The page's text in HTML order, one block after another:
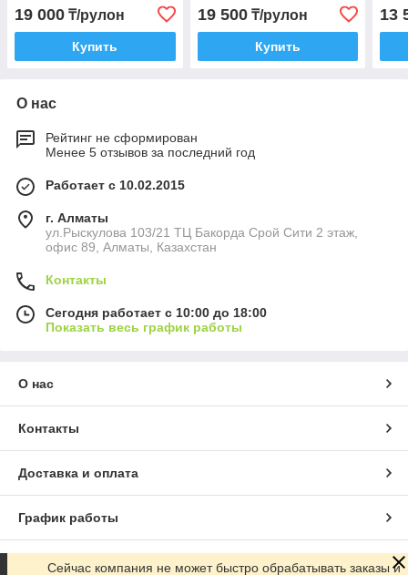
19 000 ₸/рулон
Купить
19 500₸/рулон
Купить
13
О нас
Рейтинг не сформирован
Менее 5 отзывов за последний год
Работает с 10.02.2015
г. Алматы
ул.Рыскулова 103/21 ТЦ Бакорда Срой Сити 2 этаж,
офис 89, Алматы, Казахстан
Контакты
Сегодня работает с 10:00 до 18:00
Показать весь график работы
О нас
Контакты
Доставка и оплата
График работы
Полная версия сайта
Сейчас компания не может быстро обрабатывать заказы и